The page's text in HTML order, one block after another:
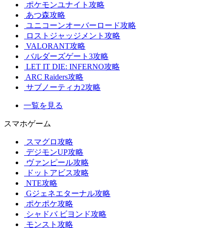
ポケモンユナイト攻略
あつ森攻略
ユニコーンオーバーロード攻略
ロストジャッジメント攻略
VALORANT攻略
バルダーズゲート3攻略
LET IT DIE: INFERNO攻略
ARC Raiders攻略
サブノーティカ2攻略
一覧を見る
スマホゲーム
スマグロ攻略
デジモンUP攻略
ヴァンピール攻略
ドットアビス攻略
NTE攻略
Gジェネエターナル攻略
ポケポケ攻略
シャドバ ビヨンド攻略
モンスト攻略